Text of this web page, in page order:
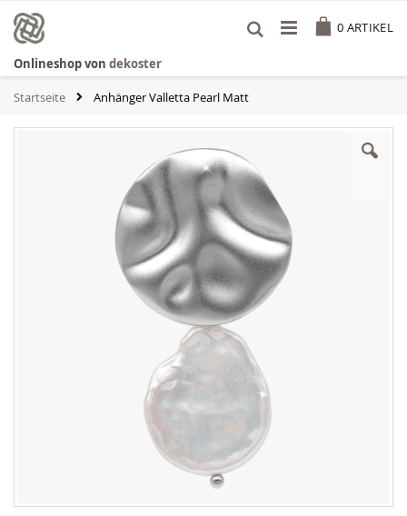
Inhalt
springen
0 ARTIKEL
Onlineshop von dekoster
Startseite Anhänger Valletta Pearl Matt